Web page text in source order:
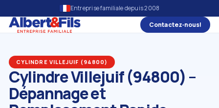
Entreprise familiale depuis 2008
Contactez‑nous!
CYLINDRE VILLEJUIF (94800)
Cylindre Villejuif (94800) –
Dépannage et